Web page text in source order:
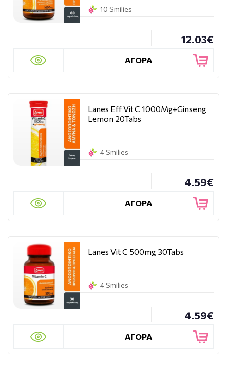
10 Smilies
12.03€
ΑΓΟΡΑ
Lanes Eff Vit C 1000Mg+Ginseng
Lemon 20Tabs
4 Smilies
4.59€
ΑΓΟΡΑ
Lanes Vit C 500mg 30Tabs
4 Smilies
4.59€
ΑΓΟΡΑ